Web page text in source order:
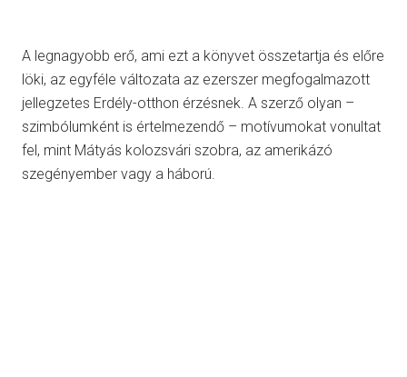
A legnagyobb erő, ami ezt a könyvet összetartja és előre
löki, az egyféle változata az ezerszer megfogalmazott
jellegzetes Erdély-otthon érzésnek. A szerző olyan –
szimbólumként is értelmezendő – motívumokat vonultat
fel, mint Mátyás kolozsvári szobra, az amerikázó
szegényember vagy a háború.